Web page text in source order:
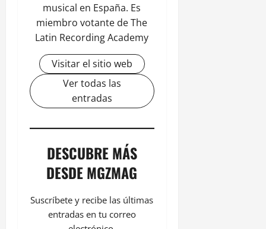
musical en España. Es
miembro votante de The
Latin Recording Academy
Visitar el sitio web
Ver todas las
entradas
DESCUBRE MÁS
DESDE MGZMAG
Suscríbete y recibe las últimas
entradas en tu correo